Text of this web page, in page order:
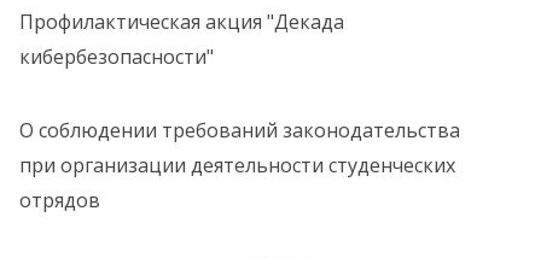
Профилактическая акция "Декада
кибербезопасности"
О соблюдении требований законодательства
при организации деятельности студенческих
отрядов